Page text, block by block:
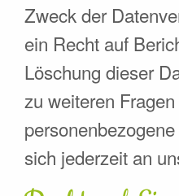
Zweck der
ein Recht auf
Löschung dieser
zu weiteren
sich jederzeit an